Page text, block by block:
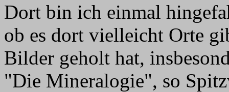
Dort bin ich einmal
ob es dort vielleicht Orte
Bilder geholt hat,
"Die Mineralogie", so